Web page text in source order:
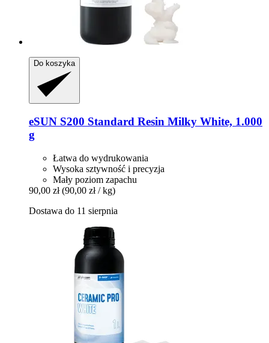
Do koszyka
eSUN S200 Standard Resin Milky White, 1.000
g
Łatwa do wydrukowania
Wysoka sztywność i precyzja
Mały poziom zapachu
90,00 zł (90,00 zł / kg)
Dostawa do 11 sierpnia